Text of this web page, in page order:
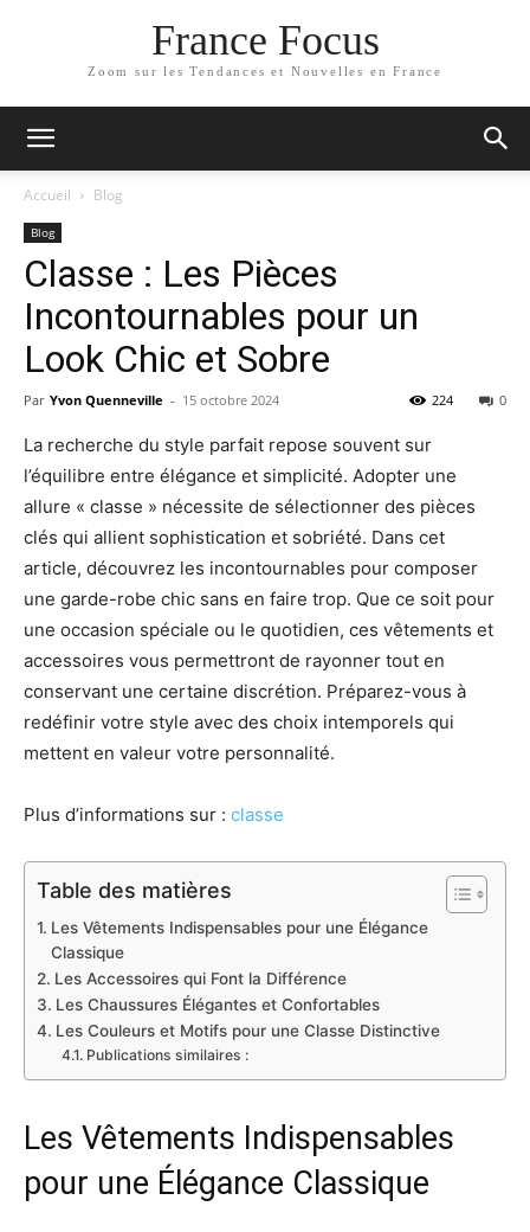
France Focus
Zoom sur les Tendances et Nouvelles en France
Accueil Blog
Blog
Classe : Les Pièces
Incontournables pour un
Look Chic et Sobre
Par Yvon Quenneville - 15 octobre 2024 0
224
La recherche du style parfait repose souvent sur
l’équilibre entre élégance et simplicité. Adopter une
allure « classe » nécessite de sélectionner des pièces
clés qui allient sophistication et sobriété. Dans cet
article, découvrez les incontournables pour composer
une garde-robe chic sans en faire trop. Que ce soit pour
une occasion spéciale ou le quotidien, ces vêtements et
accessoires vous permettront de rayonner tout en
conservant une certaine discrétion. Préparez-vous à
redéfinir votre style avec des choix intemporels qui
mettent en valeur votre personnalité.
Plus d’informations sur : classe
Table des matières
Les Vêtements Indispensables pour une Élégance
Classique
Les Accessoires qui Font la Différence
Les Chaussures Élégantes et Confortables
Les Couleurs et Motifs pour une Classe Distinctive
Publications similaires :
Les Vêtements Indispensables
pour une Élégance Classique